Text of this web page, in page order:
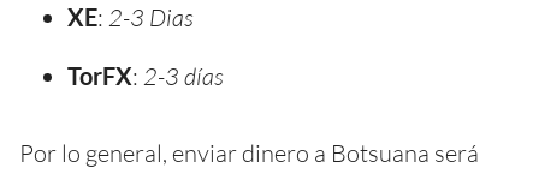
XE: 2-3 Dias
TorFX: 2-3 días
Por lo general, enviar dinero a Botsuana será